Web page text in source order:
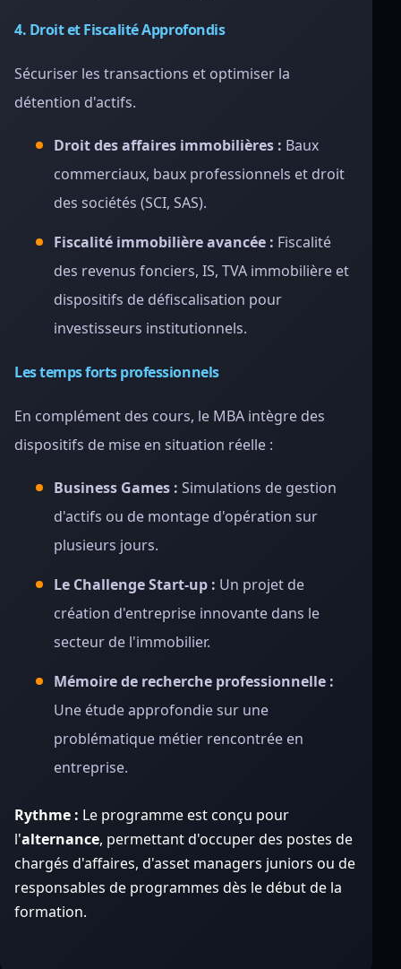
4. Droit et Fiscalité Approfondis
Sécuriser les transactions et optimiser la
détention d'actifs.
Droit des affaires immobilières : Baux
commerciaux, baux professionnels et droit
des sociétés (SCI, SAS).
Fiscalité immobilière avancée : Fiscalité
des revenus fonciers, IS, TVA immobilière et
dispositifs de défiscalisation pour
investisseurs institutionnels.
Les temps forts professionnels
En complément des cours, le MBA intègre des
dispositifs de mise en situation réelle :
Business Games : Simulations de gestion
d'actifs ou de montage d'opération sur
plusieurs jours.
Le Challenge Start-up : Un projet de
création d'entreprise innovante dans le
secteur de l'immobilier.
Mémoire de recherche professionnelle :
Une étude approfondie sur une
problématique métier rencontrée en
entreprise.
Rythme : Le programme est conçu pour
l'alternance, permettant d'occuper des postes de
chargés d'affaires, d'asset managers juniors ou de
responsables de programmes dès le début de la
formation.